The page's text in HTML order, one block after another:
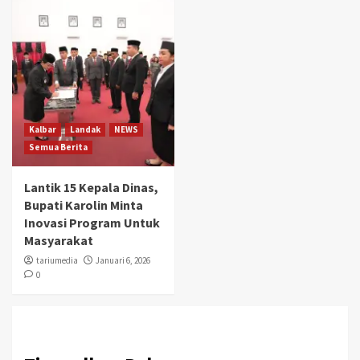
Kalbar Landak
NEWS
Semua Berita
Lantik 15 Kepala Dinas,
Bupati Karolin Minta
Inovasi Program Untuk
Masyarakat
tariumedia
Januari 6, 2026
0